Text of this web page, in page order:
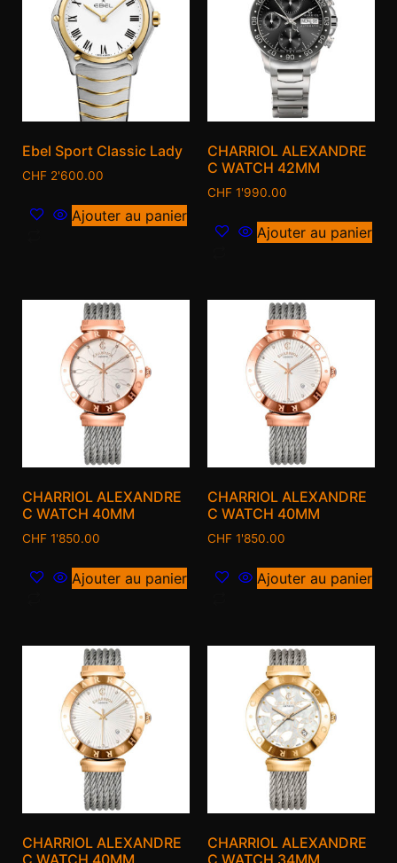
Ebel Sport Classic Lady
CHF 2'600.00
Ajouter au panier
CHARRIOL ALEXANDRE
C WATCH 42MM
CHF 1'990.00
Ajouter au panier
CHARRIOL ALEXANDRE
C WATCH 40MM
CHF 1'850.00
Ajouter au panier
CHARRIOL ALEXANDRE
C WATCH 40MM
CHF 1'850.00
Ajouter au panier
CHARRIOL ALEXANDRE
C WATCH 40MM
CHARRIOL ALEXANDRE
C WATCH 34MM